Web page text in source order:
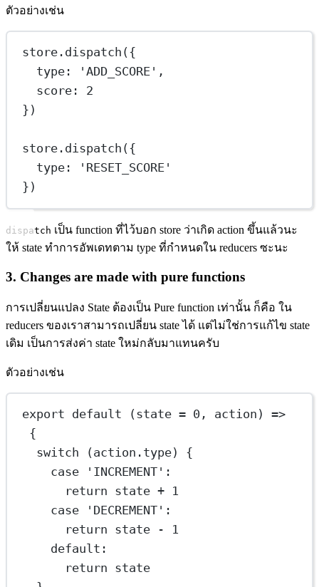
ตัวอย่างเช่น
store. dispatch ({
type:
'ADD_SCORE' ,
score: 2
})
store. dispatch ({
type:
'RESET_SCORE'
})
dispatch เป็น function ที่ไว้บอก store ว่าเกิด action ขึ้นแล้วนะ
ให้ state ทำการอัพเดทตาม type ที่กำหนดใน reducers ซะนะ
3. Changes are made with pure functions
การเปลี่ยนแปลง State ต้องเป็น Pure function เท่านั้น ก็คือ ใน
reducers ของเราสามารถเปลี่ยน state ได้ แต่ไม่ใช่การแก้ไข state
เดิม เป็นการส่งค่า state ใหม่กลับมาแทนครับ
ตัวอย่างเช่น
export default (state = 0 , action ) =>
{
switch (action.type) {
case
'INCREMENT' :
return state + 1
case
'DECREMENT' :
return state -
1
default :
return state